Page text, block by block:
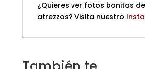
¿Quieres ver fotos bonitas
atrezzos? Visita nuestro